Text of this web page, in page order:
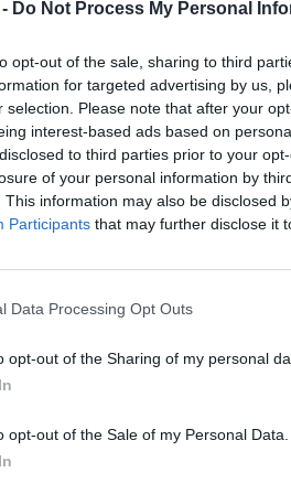
Do Not Process My Personal
opt-out of the sale, sharing to third
for targeted advertising by us,
selection. Please note that after your
interest-based ads based on
to third parties prior to your
of your personal information by
This information may also be disclosed
Participants that may further disclose it
Data Processing Opt Outs
opt-out of the Sharing of my personal
opt-out of the Sale of my Personal Data.
ur delal veselico". Letos bo
ki jih namerava čim bolj
počitku in spanju, ponoči pa
lažjo harmoniko.
signal. Člani Rotary klub
igranja.